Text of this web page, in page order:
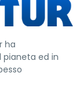
ha
ed in